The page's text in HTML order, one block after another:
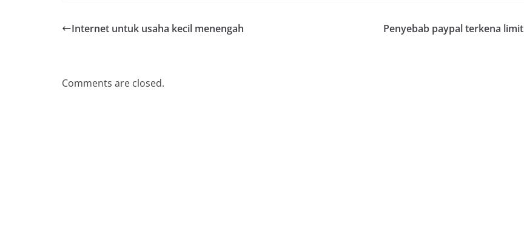
Internet untuk usaha kecil menengah Penyebab paypal terkena limit
Comments are closed.